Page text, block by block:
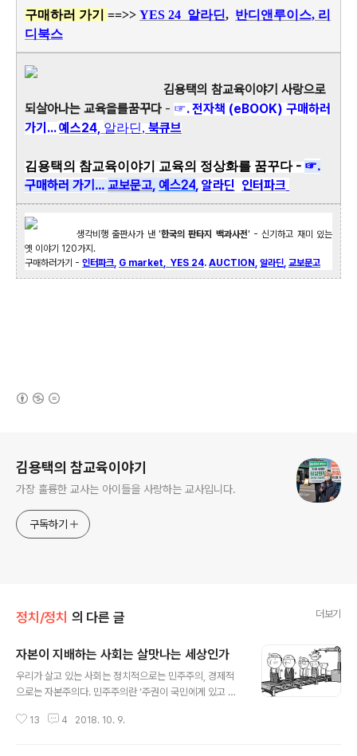
구매하러 가기 ==>> YES 24 알라딘, 반디앤루이스, 리
디북스
김용택의 참교육이야기 사랑으로
되살아나는 교육을를꿈꾸다 - ☞. 전자책 (eBOOK) 구매하러
가기...예스24, 알라딘, 북큐브
김용택의 참교육이야기 교육의 정상화를 꿈꾸다 - ☞.
구매하러 가기... 교보문고, 예스24, 알라딘 인터파크
생각비행 출판사가 낸 '한국의 판타지 백과사전' - 신기하고 재미 있는
옛 이야기 120가지.
구매하러가기 - 인터파크, G market, YES 24. AUCTION, 알라딘, 교보문고
김용택의 참교육이야기
가장 훌륭한 교사는 아이들을 사랑하는 교사입니다.
구독하기
정치/정치 의 다른 글 더보기
자본이 지배하는 사회는 살맛나는 세상인가
우리가 살고 있는 사회는 정치적으로는 민주주의, 경제적
으로는 자본주의다. 민주주의란 ‘주권이 국민에게 있고 국
하여 정치를 하는 제도’이다. 우리는 이런 정치체제 아래
13 4 2018. 10. 9.